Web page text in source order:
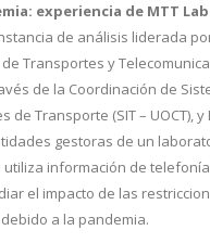
experiencia de MTT
de análisis liderada
Transportes y
de la Coordinación de
de Transporte (SIT – UOCT), y
gestoras de un
utiliza información de
el impacto de las
a la pandemia.